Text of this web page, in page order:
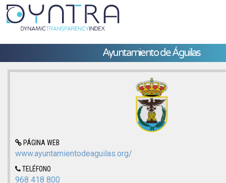
Ayuntamiento de Águilas
PÁGINA WEB
www.ayuntamientodeaguilas.org/
TELÉFONO
968 418 800